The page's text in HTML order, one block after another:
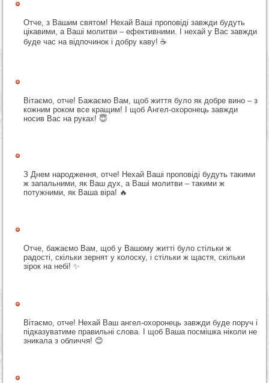
Отче, з Вашим святом! Нехай Ваші проповіді завжди будуть
цікавими, а Ваші молитви – ефективними. І нехай у Вас завжди
буде час на відпочинок і добру каву! ☕
Вітаємо, отче! Бажаємо Вам, щоб життя було як добре вино – з
кожним роком все кращим! І щоб Ангел-охоронець завжди
носив Вас на руках! 😇
З Днем народження, отче! Нехай Ваші проповіді будуть такими
ж запальними, як Ваш дух, а Ваші молитви – такими ж
потужними, як Ваша віра! 🔥
Отче, бажаємо Вам, щоб у Вашому житті було стільки ж
радості, скільки зернят у колоску, і стільки ж щастя, скільки
зірок на небі! ✨
Вітаємо, отче! Нехай Ваш ангел-охоронець завжди буде поруч і
підказуватиме правильні слова. І щоб Ваша посмішка ніколи не
зникала з обличчя! 😊